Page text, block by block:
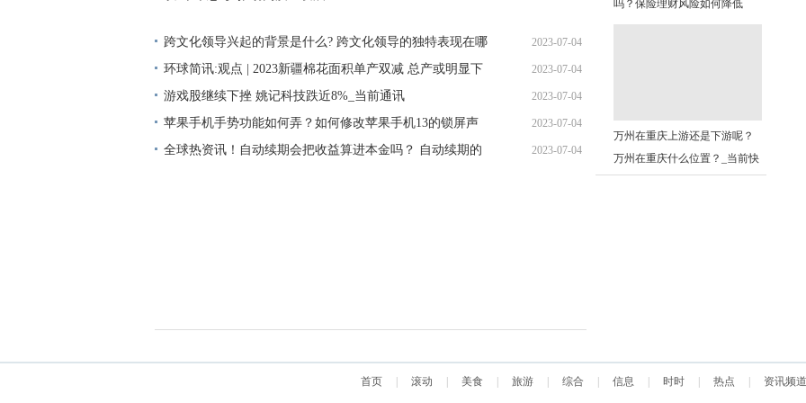
跨文化领导兴起的背景是什么? 跨文化领导的独特表现在哪
里? 世界独家
2023-07-04
10:28:11
环球简讯:观点 | 2023新疆棉花面积单产双减 总产或明显下
降
2023-07-04
10:27:40
游戏股继续下挫 姚记科技跌近8%_当前通讯 2023-07-04
10:39:38
苹果手机手势功能如何弄？如何修改苹果手机13的锁屏声
音?_世界今亮点
2023-07-04
10:23:55
全球热资讯！自动续期会把收益算进本金吗？ 自动续期的
2023-07-04
吗？保险理财风险如何降低
万州在重庆上游还是下游呢？
万州在重庆什么位置？_当前快
首页 滚动 美食 旅游 综合 信息 时时 热点 资讯频道